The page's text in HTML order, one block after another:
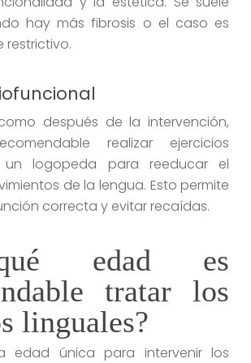
hay más fibrosis o el caso es
restrictivo.
después de la intervención,
realizar ejercicios
un logopeda para reeducar el
de la lengua. Esto permite
correcta y evitar recaídas.
edad es
tratar los
linguales?
edad única para intervenir los